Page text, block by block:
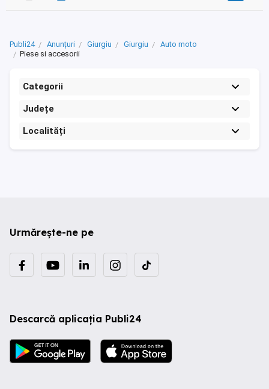
Publi24 Anunțuri Giurgiu Giurgiu
Auto moto
Piese si accesorii
Categorii
Județe
Localități
Urmărește-ne pe
Descarcă aplicația Publi24